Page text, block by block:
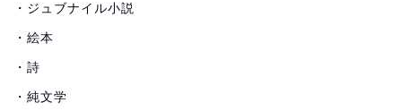
・ジュブナイル小説
・絵本
・詩
・純文学